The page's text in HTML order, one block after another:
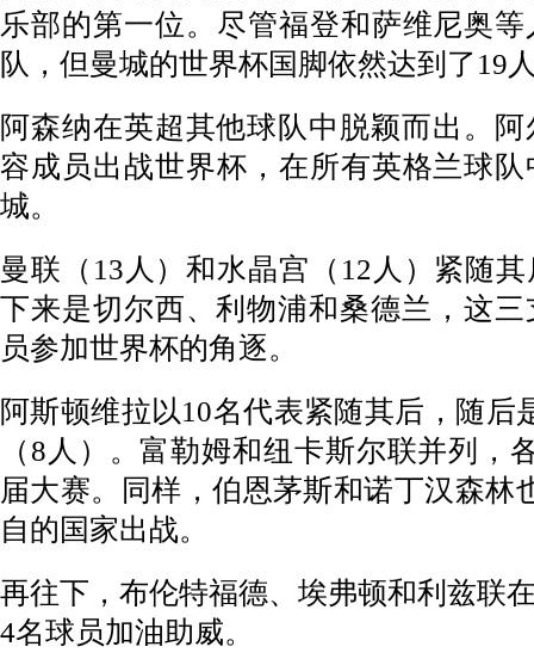
乐部的第一位。尽管福登和萨维尼奥
队，但曼城的世界杯国脚依然达到了19
阿森纳在英超其他球队中脱颖而出。
容成员出战世界杯，在所有英格兰球
城。
曼联（13人）和水晶宫（12人）紧随
下来是切尔西、利物浦和桑德兰，这
员参加世界杯的角逐。
阿斯顿维拉以10名代表紧随其后，随后
（8人）。富勒姆和纽卡斯尔联并列，
届大赛。同样，伯恩茅斯和诺丁汉森林
自的国家出战。
再往下，布伦特福德、埃弗顿和利兹联
4名球员加油助威。